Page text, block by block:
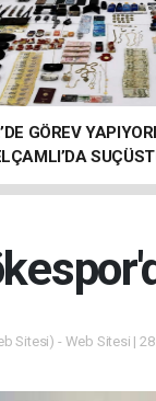
GÖREV
Sitesi) - Web Sitesi |